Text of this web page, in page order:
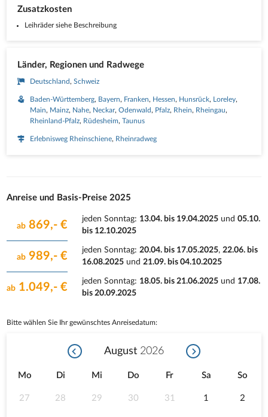
Zusatzkosten
Leihräder siehe Beschreibung
Länder, Regionen und Radwege
Deutschland Schweiz
Baden-Württemberg Bayern Franken Hessen Hunsrück
Loreley
Main
Mainz Nahe Neckar Odenwald Pfalz Rhein
Rheingau
Rheinland-Pfalz
Rüdesheim Taunus
Erlebnisweg Rheinschiene Rheinradweg
Anreise und Basis-Preise 2025
ab 869,- € jeden Sonntag: 13.04. bis 19.04.2025 und05.10.
bis 12.10.2025
ab 989,- € jeden Sonntag: 20.04. bis 17.05.2025,22.06. bis
16.08.2025 und21.09. bis 04.10.2025
ab 1.049,- € jeden Sonntag: 18.05. bis 21.06.2025 und 17.08.
bis 20.09.2025
Bitte wählen Sie Ihr gewünschtes Anreisedatum:
August 2026
Mo Di Mi Do Fr Sa So
27 28 29 30 31 1 2